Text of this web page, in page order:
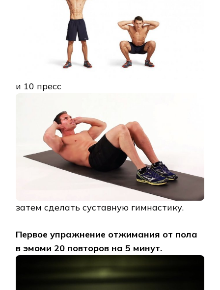
и 10 пресс
затем сделать суставную гимнастику.
Первое упражнение отжимания от пола
в эмоми 20 повторов на 5 минут.